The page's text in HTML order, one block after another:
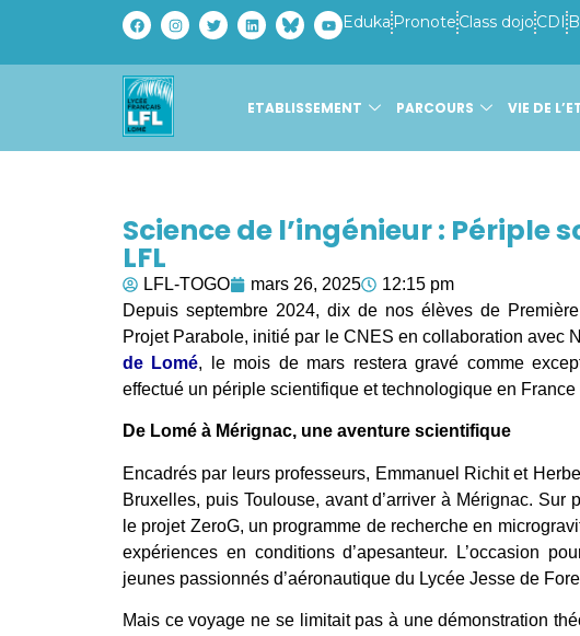
Eduka Pronote Class dojo CDI
ETABLISSEMENT PARCOURS VIE DE
Science de l’ingénieur : Périple
LFL
LFL-TOGO mars 26, 2025
12:15 pm
Depuis septembre 2024, dix de nos élèves de
Projet Parabole, initié par le CNES en collaboration avec
de Lomé, le mois de mars restera gravé comme
effectué un périple scientifique et technologique en France
De Lomé à Mérignac, une aventure scientifique
Encadrés par leurs professeurs, Emmanuel Richit et
Bruxelles, puis Toulouse, avant d’arriver à Mérignac.
le projet ZeroG, un programme de recherche en
expériences en conditions d’apesanteur. L’occasion
jeunes passionnés d’aéronautique du Lycée Jesse de
Mais ce voyage ne se limitait pas à une démonstration